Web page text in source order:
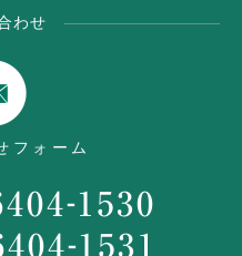
わせ
フォーム